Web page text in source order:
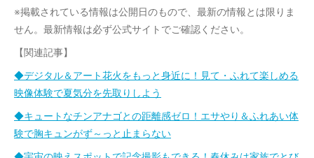
※掲載されている情報は公開日のもので、最新の情報とは限りま
せん。最新情報は必ず公式サイトでご確認ください。
【関連記事】
◆デジタル＆アート花火をもっと身近に！見て・ふれて楽しめる
映像体験で夏気分を先取りしよう
◆キュートなチンアナゴとの距離感ゼロ！エサやり＆ふれあい体
験で胸キュンがず～っと止まらない